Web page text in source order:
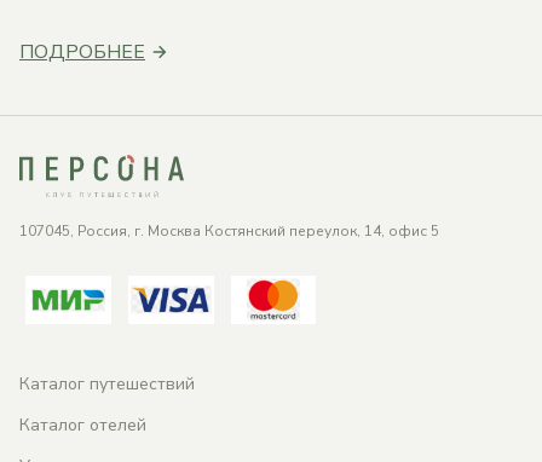
ПОДРОБНЕЕ
107045, Россия, г. Москва Костянский переулок, 14, офис 5
Каталог путешествий
Каталог отелей